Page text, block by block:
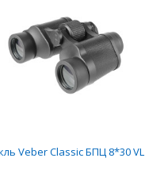
Veber Classic БПЦ 8*30 VL